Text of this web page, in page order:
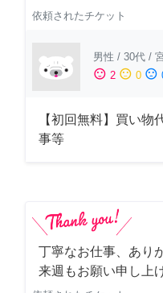
依頼されたチケット
男性 / 30代 /
sentiment_satisfied 2 sentiment_neutral 0 sentiment_dissatisfied
【初回無料】買い物
事等
丁寧なお仕事、あり
来週もお願い申し上